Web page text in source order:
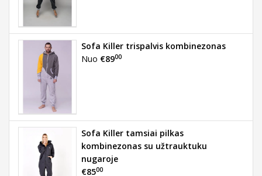
Sofa Killer trispalvis kombinezonas
Nuo €8900
Sofa Killer tamsiai pilkas
kombinezonas su užtrauktuku
nugaroje
€8500